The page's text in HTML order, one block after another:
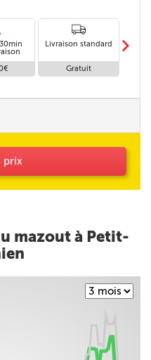
Livraison standard
Gratuit
m
prix
mazout à Petit-